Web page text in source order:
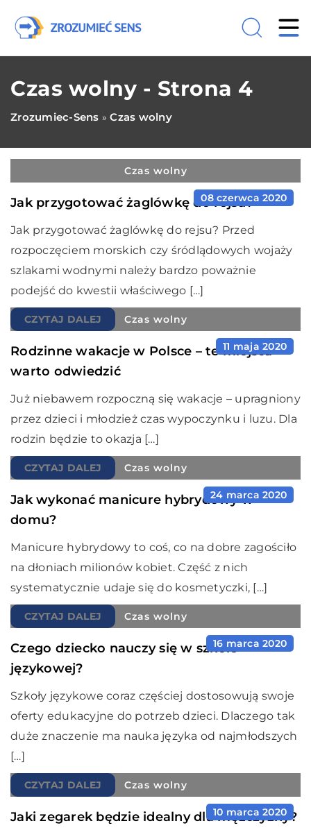
Czas wolny - Strona 4
Zrozumiec-Sens »Czas wolny
08 czerwca 2020
Czas wolny
Jak przygotować żaglówkę do rejsu?
Jak przygotować żaglówkę do rejsu? Przed
rozpoczęciem morskich czy śródlądowych wojaży
szlakami wodnymi należy bardzo poważnie
podejść do kwestii właściwego […]
CZYTAJ DALEJ
11 maja 2020
Czas wolny
Rodzinne wakacje w Polsce – te miejsca
warto odwiedzić
Już niebawem rozpoczną się wakacje – upragniony
przez dzieci i młodzież czas wypoczynku i luzu. Dla
rodzin będzie to okazja […]
CZYTAJ DALEJ
24 marca 2020
Czas wolny
Jak wykonać manicure hybrydowy w
domu?
Manicure hybrydowy to coś, co na dobre zagościło
na dłoniach milionów kobiet. Część z nich
systematycznie udaje się do kosmetyczki, […]
CZYTAJ DALEJ
16 marca 2020
Czas wolny
Czego dziecko nauczy się w szkole
językowej?
Szkoły językowe coraz częściej dostosowują swoje
oferty edukacyjne do potrzeb dzieci. Dlaczego tak
duże znaczenie ma nauka języka od najmłodszych
[…]
CZYTAJ DALEJ
10 marca 2020
Czas wolny
Jaki zegarek będzie idealny dla mężczyzny?